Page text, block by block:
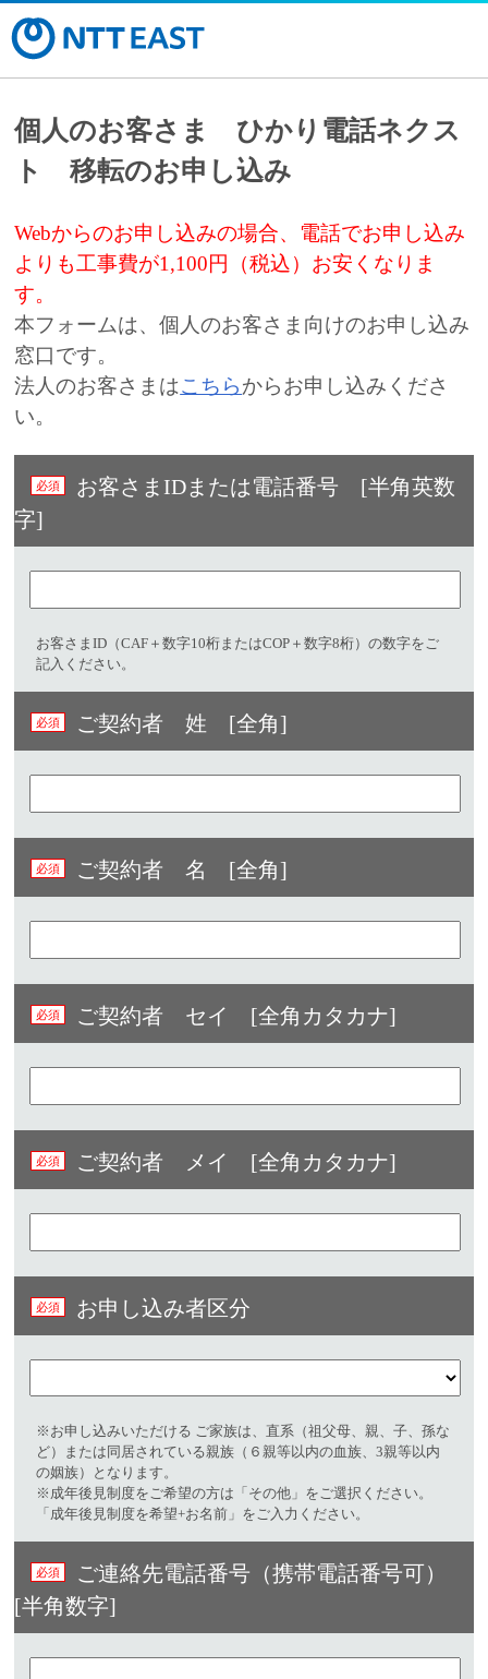
個人のお客さま ひかり電話ネクス
ト 移転のお申し込み
Webからのお申し込みの場合、電話でお申し込み
よりも工事費が1,100円（税込）お安くなりま
す。
本フォームは、個人のお客さま向けのお申し込み
窓口です。
法人のお客さまはこちらからお申し込みくださ
い。
お客さまIDまたは電話番号 [半角英数
字]​
お客さまID（CAF＋数字10桁またはCOP＋数字8桁）の数字をご
記入ください。
ご契約者 姓 [全角]
ご契約者 名 [全角]
ご契約者 セイ [全角カタカナ]
ご契約者 メイ [全角カタカナ]
お申し込み者区分
※お申し込みいただける ご家族は、直系（祖父母、親、子、孫な
ど）または同居されている親族（６親等以内の血族、3親等以内
の姻族）となります。
※成年後見制度をご希望の方は「その他」をご選択ください。
「成年後見制度を希望+お名前」をご入力ください。
ご連絡先電話番号（携帯電話番号可）
[半角数字]